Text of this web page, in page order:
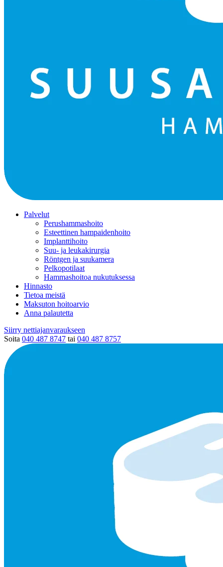
Palvelut
Perushammashoito
Esteettinen hampaidenhoito
Implanttihoito
Suu- ja leukakirurgia
Röntgen ja suukamera
Pelkopotilaat
Hammashoitoa nukutuksessa
Hinnasto
Tietoa meistä
Maksuton hoitoarvio
Anna palautetta
Siirry nettiajanvaraukseen
Soita 040 487 8747 tai 040 487 8757